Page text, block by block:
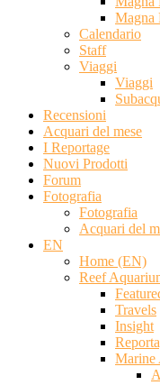
Magna
Calendario
Staff
Viaggi
Viaggi
Recensioni
Acquari del mese
I Reportage
Nuovi Prodotti
Forum
Fotografia
Fotografia
Acquari del
EN
Home (EN)
Reef
Travels
Insight
Marine